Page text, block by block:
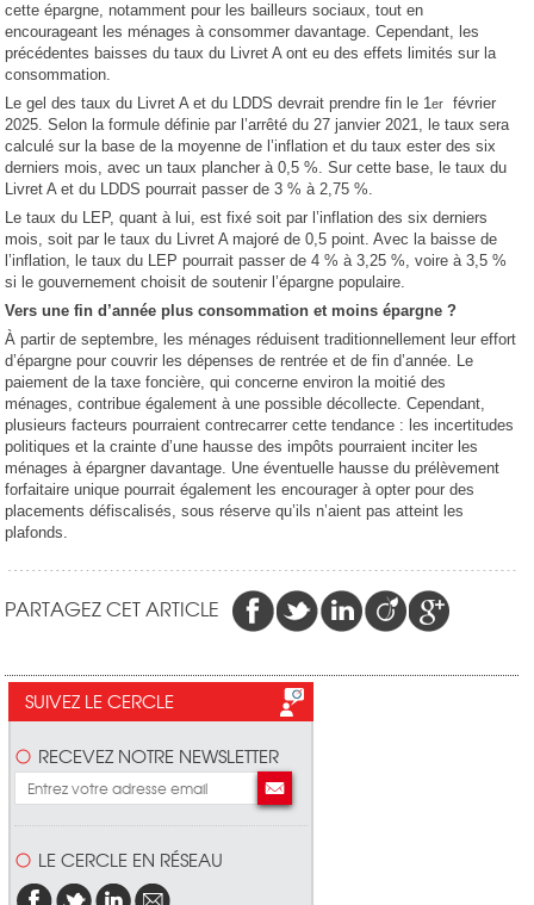
cette épargne, notamment pour les bailleurs sociaux, tout en
encourageant les ménages à consommer davantage. Cependant, les
précédentes baisses du taux du Livret A ont eu des effets limités sur la
consommation.
Le gel des taux du Livret A et du LDDS devrait prendre fin le 1er
février
2025. Selon la formule définie par l’arrêté du 27 janvier 2021, le taux sera
calculé sur la base de la moyenne de l’inflation et du taux ester des six
derniers mois, avec un taux plancher à 0,5 %. Sur cette base, le taux du
Livret A et du LDDS pourrait passer de 3 % à 2,75 %.
Le taux du LEP, quant à lui, est fixé soit par l’inflation des six derniers
mois, soit par le taux du Livret A majoré de 0,5 point. Avec la baisse de
l’inflation, le taux du LEP pourrait passer de 4 % à 3,25 %, voire à 3,5 %
si le gouvernement choisit de soutenir l’épargne populaire.
Vers une fin d’année plus consommation et moins épargne ?
À partir de septembre, les ménages réduisent traditionnellement leur effort
d’épargne pour couvrir les dépenses de rentrée et de fin d’année. Le
paiement de la taxe foncière, qui concerne environ la moitié des
ménages, contribue également à une possible décollecte. Cependant,
plusieurs facteurs pourraient contrecarrer cette tendance : les incertitudes
politiques et la crainte d’une hausse des impôts pourraient inciter les
ménages à épargner davantage. Une éventuelle hausse du prélèvement
forfaitaire unique pourrait également les encourager à opter pour des
placements défiscalisés, sous réserve qu’ils n’aient pas atteint les
plafonds.
PARTAGEZ CET ARTICLE
SUIVEZ LE CERCLE
RECEVEZ NOTRE NEWSLETTER
LE CERCLE EN RÉSEAU